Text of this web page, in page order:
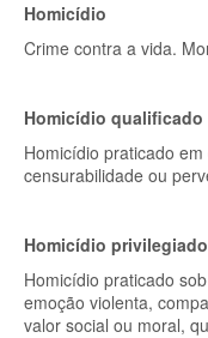
Homicídio
Crime contra a vida.
Homicídio qualificado
Homicídio praticado
censurabilidade ou
Homicídio privilegiado
Homicídio praticado
emoção violenta,
valor social ou moral,